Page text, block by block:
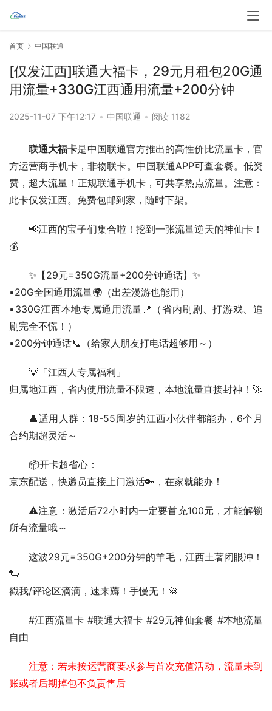
首页 中国联通
[仅发江西]联通大福卡，29元月租包20G通
用流量+330G江西通用流量+200分钟
2025-11-07 下午12:17 • 中国联通 • 阅读 1182
联通大福卡是中国联通官方推出的高性价比流量卡，官
方运营商手机卡，非物联卡。中国联通APP可查套餐。低资
费，超大流量！正规联通手机卡，可共享热点流量。注意：
此卡仅发江西。免费包邮到家，随时下架。
📢江西的宝子们集合啦！挖到一张流量逆天的神仙卡！
💰
✨【29元=350G流量+200分钟通话】✨
▪️20G全国通用流量🌍（出差漫游也能用）
▪️330G江西本地专属通用流量📍（省内刷剧、打游戏、追
剧完全不慌！）
▪️200分钟通话📞（给家人朋友打电话超够用～）
💡「江西人专属福利」
👤适用人群：18-55周岁的江西小伙伴都能办，6个月
合约期超灵活～
📦开卡超省心：
京东配送，快递员直接上门激活🔑，在家就能办！
⚠️注意：激活后72小时内一定要首充100元，才能解锁
所有流量哦～
这波29元=350G+200分钟的羊毛，江西土著闭眼冲！
🐑
戳我/评论区滴滴，速来薅！手慢无！🚀
#江西流量卡 #联通大福卡 #29元神仙套餐 #本地流量
自由
注意：若未按运营商要求参与首次充值活动，流量未到
账或者后期掉包不负责售后